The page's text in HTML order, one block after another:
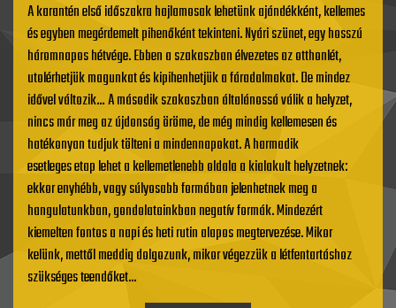
A karantén első időszakra hajlamosak lehetünk ajándékként, kellemes
és egyben megérdemelt pihenőként tekinteni. Nyári szünet, egy hosszú
háromnapos hétvége. Ebben a szakaszban élvezetes az otthonlét,
utolérhetjük magunkat és kipihenhetjük a fáradalmakat. De mindez
idővel változik… A második szakaszban általánossá válik a helyzet,
nincs már meg az újdonság öröme, de még mindig kellemesen és
hatékonyan tudjuk tölteni a mindennapokat. A harmadik
esetleges etap lehet a kellemetlenebb oldala a kialakult helyzetnek:
ekkor enyhébb, vagy súlyosabb formában jelenhetnek meg a
hangulatunkban, gondolatainkban negatív formák. Mindezért
kiemelten fontos a napi és heti rutin alapos megtervezése. Mikor
kelünk, mettől meddig dolgozunk, mikor végezzük a létfentartáshoz
szükséges teendőket...